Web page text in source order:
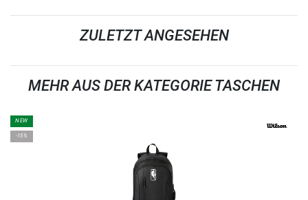
ZULETZT ANGESEHEN
MEHR AUS DER KATEGORIE TASCHEN
NEW
-15%